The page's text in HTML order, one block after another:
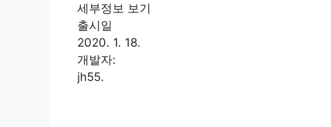
세부정보 보기
출시일
2020. 1. 18.
개발자:
jh55.